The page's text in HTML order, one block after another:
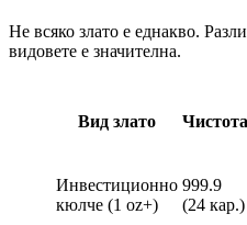
Не всяко злато е еднакво.
видовете е значителна.
Вид злато Чистота
Инвестиционно
кюлче (1 oz+)
999.9
(24 кар.)